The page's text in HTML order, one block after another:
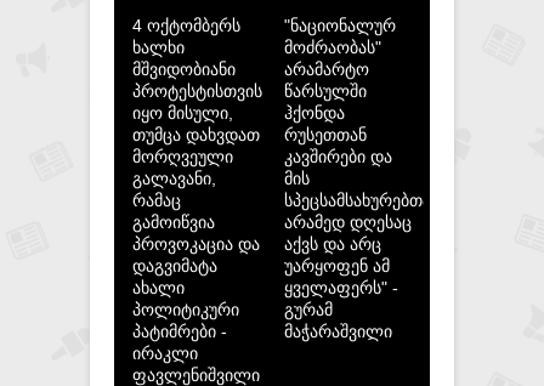
4 ოქტომბერს
ხალხი
მშვიდობიანი
პროტესტისთვის
იყო მისული,
თუმცა დახვდათ
მორღვეული
გალავანი,
რამაც
გამოიწვია
პროვოკაცია და
დაგვიმატა
ახალი
პოლიტიკური
პატიმრები -
ირაკლი
ფავლენიშვილი
"ნაციონალურ
მოძრაობას"
არამარტო
წარსულში
ჰქონდა
რუსეთთან
კავშირები და
მის
სპეცსამსახურებთან,
არამედ დღესაც
აქვს და არც
უარყოფენ ამ
ყველაფერს" -
გურამ
მაჭარაშვილი